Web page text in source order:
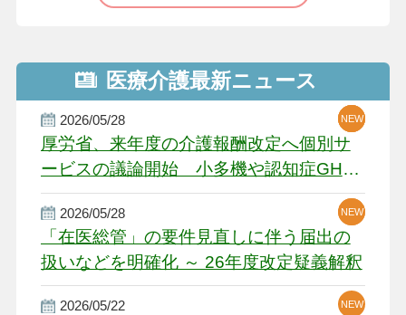
医療介護最新ニュース
2026/05/28
厚労省、来年度の介護報酬改定へ個別サ
ービスの議論開始 小多機や認知症GH、
厳しい経営環境に危機感
NEW
NEW
NEW
2026/05/28
「在医総管」の要件見直しに伴う届出の
扱いなどを明確化 ～ 26年度改定疑義解釈
NEW
NEW
2026/05/22 NEW